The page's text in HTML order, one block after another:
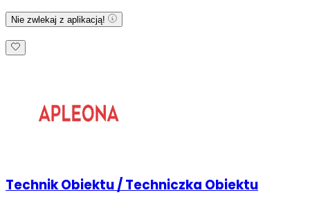
Nie zwlekaj z aplikacją!
Technik Obiektu / Techniczka Obiektu